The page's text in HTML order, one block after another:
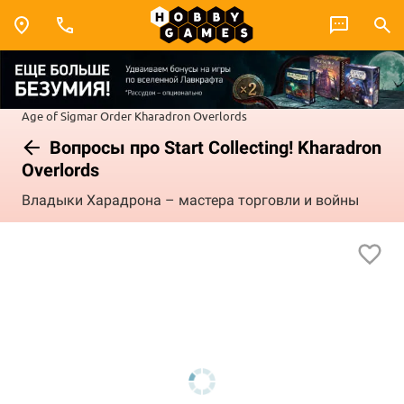
Age of SigmarOrder Kharadron Overlords
Вопросы про Start Collecting! Kharadron
Overlords
Владыки Харадрона – мастера торговли и войны